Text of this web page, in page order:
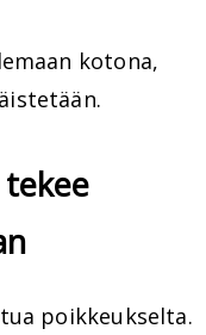
kotona,
poikkeukselta.